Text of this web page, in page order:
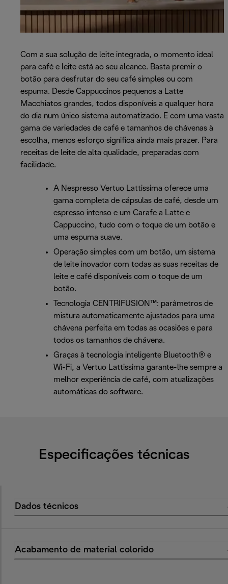
Com a sua solução de leite integrada, o momento ideal
para café e leite está ao seu alcance. Basta premir o
botão para desfrutar do seu café simples ou com
espuma. Desde Cappuccinos pequenos a Latte
Macchiatos grandes, todos disponíveis a qualquer hora
do dia num único sistema automatizado. E com uma vasta
gama de variedades de café e tamanhos de chávenas à
escolha, menos esforço significa ainda mais prazer. Para
receitas de leite de alta qualidade, preparadas com
facilidade.
A Nespresso Vertuo Lattissima oferece uma
gama completa de cápsulas de café, desde um
espresso intenso e um Carafe a Latte e
Cappuccino, tudo com o toque de um botão e
uma espuma suave.
Operação simples com um botão, um sistema
de leite inovador com todas as suas receitas de
leite e café disponíveis com o toque de um
botão.
Tecnologia CENTRIFUSION™: parâmetros de
mistura automaticamente ajustados para uma
chávena perfeita em todas as ocasiões e para
todos os tamanhos de chávena.
Graças à tecnologia inteligente Bluetooth® e
Wi-Fi, a Vertuo Lattissima garante-lhe sempre a
melhor experiência de café, com atualizações
automáticas do software.
Especificações técnicas
Dados técnicos
Acabamento de material colorido